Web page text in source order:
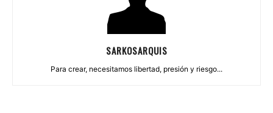
SARKOSARQUIS
Para crear, necesitamos libertad, presión y riesgo...